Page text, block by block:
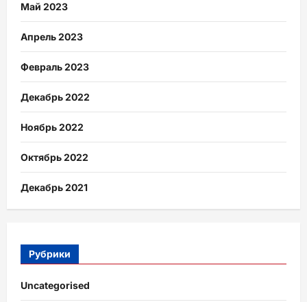
Май 2023
Апрель 2023
Февраль 2023
Декабрь 2022
Ноябрь 2022
Октябрь 2022
Декабрь 2021
Рубрики
Uncategorised